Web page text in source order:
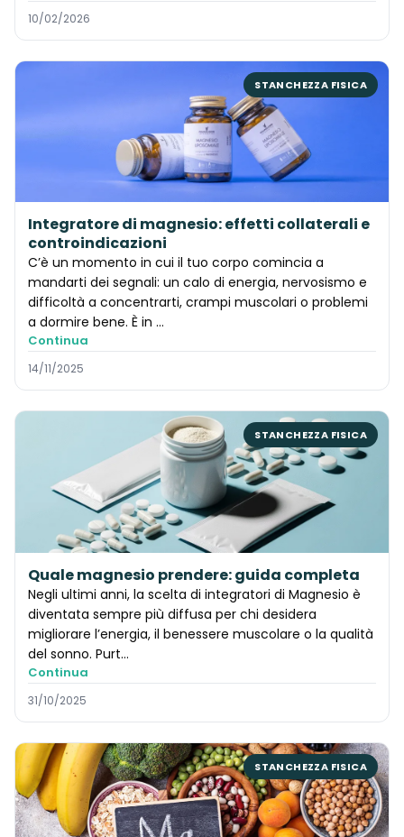
10/02/2026
STANCHEZZA FISICA
Integratore di magnesio: effetti collaterali e
controindicazioni
C’è un momento in cui il tuo corpo comincia a
mandarti dei segnali: un calo di energia, nervosismo e
difficoltà a concentrarti, crampi muscolari o problemi
a dormire bene. È in …
Continua
14/11/2025
STANCHEZZA FISICA
Quale magnesio prendere: guida completa
Negli ultimi anni, la scelta di integratori di Magnesio è
diventata sempre più diffusa per chi desidera
migliorare l’energia, il benessere muscolare o la qualità
del sonno. Purt…
Continua
31/10/2025
STANCHEZZA FISICA